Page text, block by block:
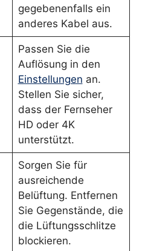
gegebenenfalls ein
anderes Kabel aus.
Passen Sie die
Auflösung in den
Einstellungen an.
Stellen Sie sicher,
dass der Fernseher
HD oder 4K
unterstützt.
Sorgen Sie für
ausreichende
Belüftung. Entfernen
Sie Gegenstände, die
die Lüftungsschlitze
blockieren.